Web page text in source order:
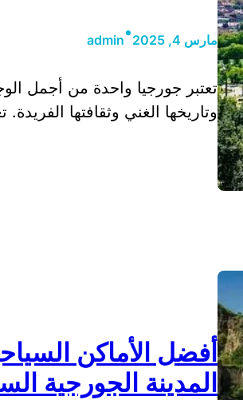
مارس 4, 2025 •
admin
تعتبر جورجيا واحدة من أجمل
وتاريخها الغني وثقافتها
أفضل الأماكن
المدينة الجورجية